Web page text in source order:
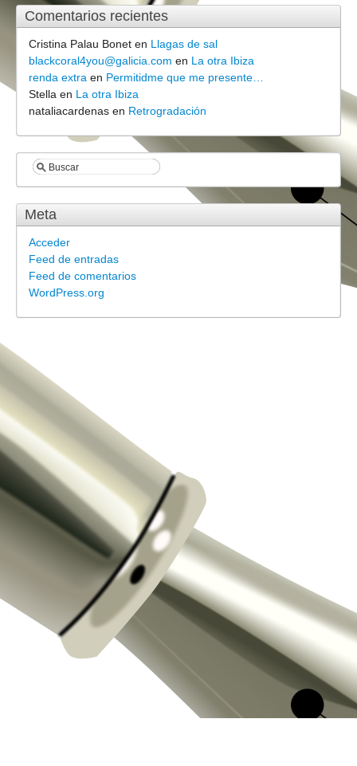
Comentarios recientes
Cristina Palau Bonet en Llagas de sal
blackcoral4you@galicia.com en La otra Ibiza
renda extra en Permitidme que me presente…
Stella en La otra Ibiza
nataliacardenas en Retrogradación
Meta
Acceder
Feed de entradas
Feed de comentarios
WordPress.org